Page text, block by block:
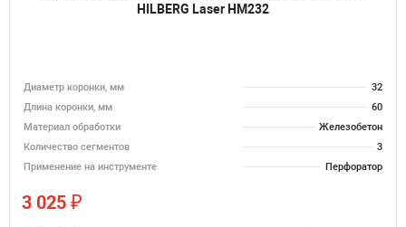
HILBERG Laser HM232
Диаметр коронки, мм
32
Длина коронки, мм
60
Материал обработки
Железобетон
Количество сегментов
3
Применение на инструменте
Перфоратор
3 025 ₽